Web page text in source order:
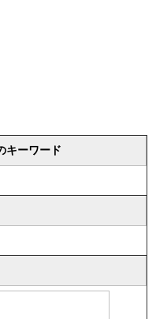
キーワード